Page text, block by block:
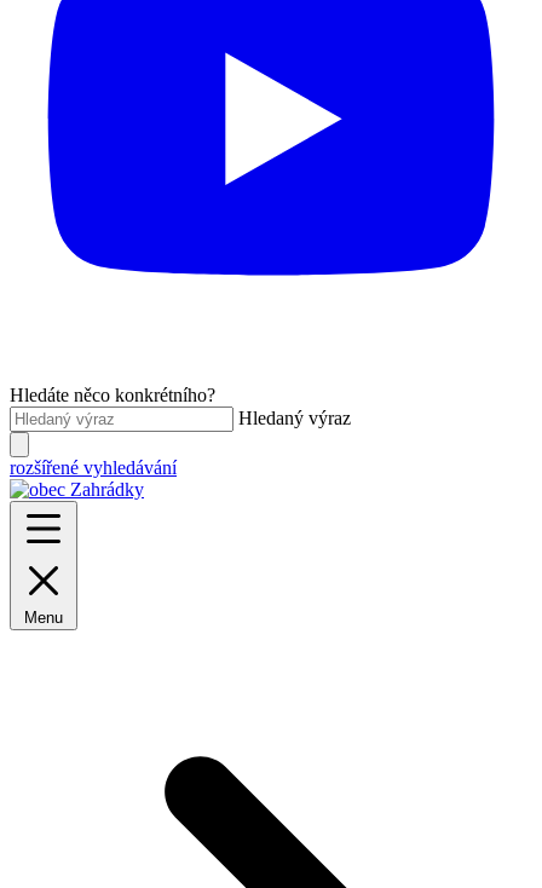
Hledáte něco konkrétního?
Hledaný výraz
rozšířené vyhledávání
Menu